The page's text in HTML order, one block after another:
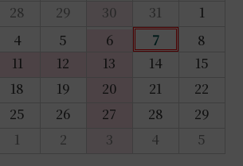
28 29 30 31
1
4 5 6 7
8
11 12 13 14
15
18 19 20 21
22
25 26 27 28
29
1 2 3 4 5